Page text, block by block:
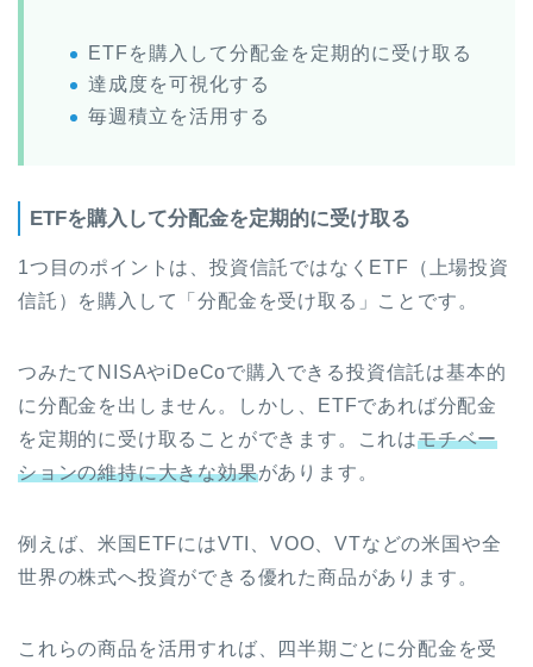
ETFを購入して分配金を定期的に受け取る
達成度を可視化する
毎週積立を活用する
ETFを購入して分配金を定期的に受け取る
1つ目のポイントは、投資信託ではなくETF（上場投資
信託）を購入して「分配金を受け取る」ことです。
つみたてNISAやiDeCoで購入できる投資信託は基本的
に分配金を出しません。しかし、ETFであれば分配金
を定期的に受け取ることができます。これはモチベー
ションの維持に大きな効果があります。
例えば、米国ETFにはVTI、VOO、VTなどの米国や全
世界の株式へ投資ができる優れた商品があります。
これらの商品を活用すれば、四半期ごとに分配金を受